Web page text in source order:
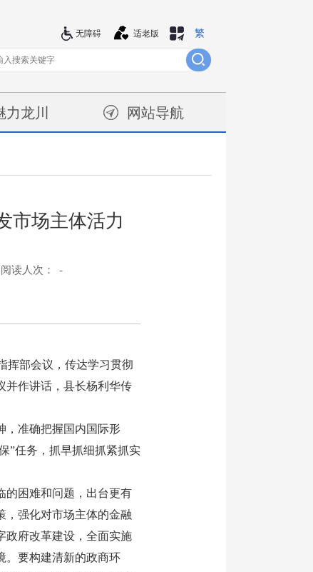
繁
适老版
无障碍
力龙川 网站导航
市场主体活力
阅读人次： -
部会议，传达学习贯彻
并作讲话，县长杨利华传
准确把握国内国际形
”任务，抓早抓细抓紧抓实
困难和问题，出台更有
，强化对市场主体的金融
政府改革建设，全面实施
。要构建清新的政商环